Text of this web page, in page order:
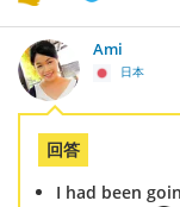
Ami
日本
回答
I had been